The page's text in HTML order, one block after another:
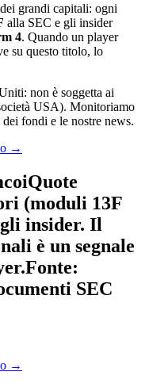
grandi capitali: ogni
alla SEC e gli insider
4. Quando un player
su questo titolo, lo
non è soggetta ai
USA). Monitoriamo
dei fondi e le nostre news.
→
iQuote
(moduli 13F
insider. Il
è un segnale
Fonte:
SEC
→